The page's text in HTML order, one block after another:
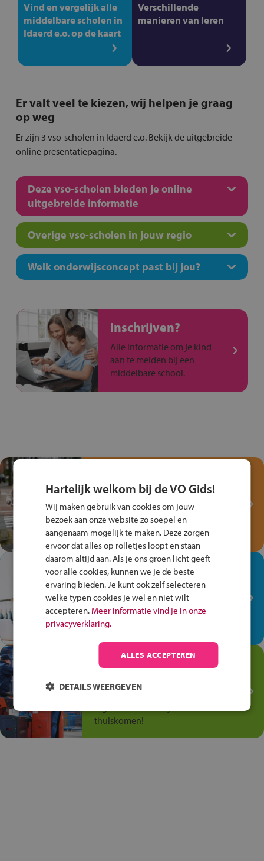
Vind en vergelijk alle
middelbare scholen in
Idaerd e.o. op de kaart
Verschillende
manieren van leren
Er valt veel te kiezen, wij helpen je graag
op weg
Er zijn 3 vso-scholen in Idaerd e.o. Bekijk de uitgebreide
online presentatiepagina.
Deze vso-scholen bieden je online
uitgebreide informatie
Overige vso-scholen in jouw regio
Welk onderwijsconcept past bij jou?
Inschrijven?
Alle informatie om je kind
aan te melden bij een
middelbare school.
Fiets Veilig
Verkeersspel!
Speel het Fiets Veilig Verkeersspel
en win een Cortina-fiets!
In de winkel ben je op je
plek!
Ontdek via het vmbo jouw talent
op de winkelvloer, waar elke dag
anders is!
Jouw talent in de
thuiskomen!
Hartelijk welkom bij de VO Gids!
Wij maken gebruik van cookies om jouw
bezoek aan onze website zo soepel en
aangenaam mogelijk te maken. Deze zorgen
ervoor dat alles op rolletjes loopt en staan
daarom altijd aan. Als je ons groen licht geeft
voor alle cookies, kunnen we je de beste
ervaring bieden. Je kunt ook zelf selecteren
welke typen cookies je wel en niet wilt
accepteren. Meer informatie vind je in onze
privacyverklaring.
ALLES ACCEPTEREN
DETAILS WEERGEVEN